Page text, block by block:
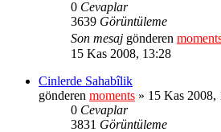
0 Cevaplar
3639 Görüntüleme
Son mesaj gönderen
15 Kas 2008, 13:28
Cinlerde Sahabîlik
gönderen moments » 15 Kas 2008,
0 Cevaplar
3831 Görüntüleme